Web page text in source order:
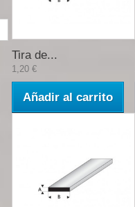
Tira de...
1,20 €
Añadir al carrito